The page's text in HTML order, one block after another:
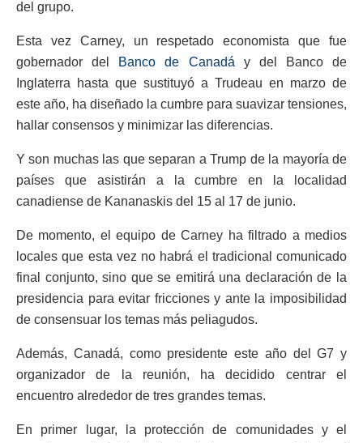
del grupo.
Esta vez Carney, un respetado economista que fue
gobernador del
Banco de Canadá y del Banco de
Inglaterra hasta que sustituyó a Trudeau en marzo de
este año, ha diseñado la cumbre para suavizar tensiones,
hallar consensos y minimizar las diferencias.
Y son muchas las que separan a Trump de la mayoría de
países que asistirán a la cumbre en la localidad
canadiense de Kananaskis del 15 al 17 de junio.
De momento, el equipo de Carney ha filtrado a medios
locales que esta vez no habrá el tradicional comunicado
final conjunto, sino que se emitirá una declaración de la
presidencia para evitar fricciones y ante la imposibilidad
de consensuar los temas más peliagudos.
Además, Canadá, como presidente este año del G7 y
organizador de la reunión, ha decidido centrar el
encuentro alrededor de tres grandes temas.
En primer lugar, la protección de comunidades y el